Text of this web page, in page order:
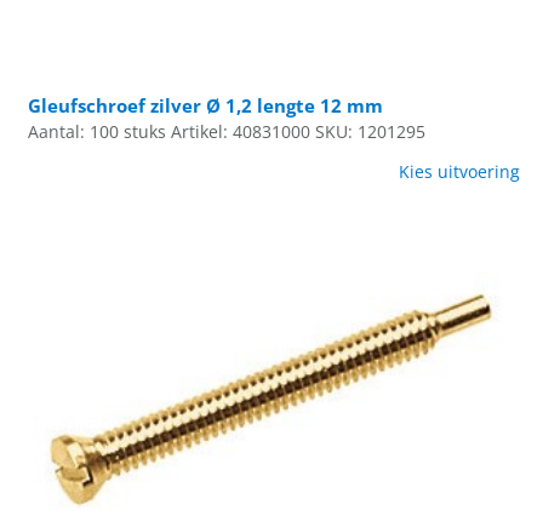
Gleufschroef zilver Ø 1,2 lengte 12 mm
Aantal: 100 stuks Artikel: 40831000 SKU: 1201295
Kies uitvoering